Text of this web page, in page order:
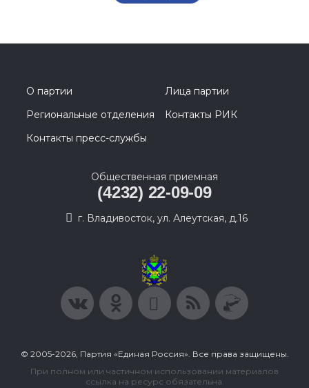
О партии
Лица партии
Региональные отделения
Контакты РИК
Контакты пресс-службы
Общественная приемная
(4232) 22-09-09
г. Владивосток, ул. Алеутская, д.16
© 2005-2026, Партия «Единая Россия». Все права защищены.
При полном или частичном использовании материалов
ссылка на ресурс обязательна.